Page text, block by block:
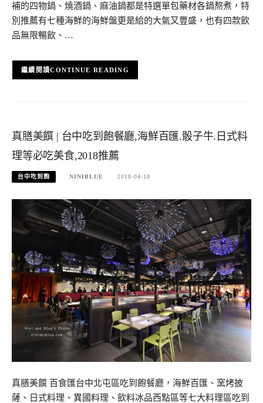
補的四物鍋、燒酒鍋、麻油鍋都是特選單包藥材各鍋熬煮，特
別推薦有七種海鮮的海鮮盤更是給的大氣又豐盛，也有四款飲
品無限暢飲、…
CONTINUE READING
真膳美饌 | 台中吃到飽餐廳,海鮮百匯.骰子牛.日式料
理等必吃美食,2018推薦
台中吃到飽 NINIBLUE 2018-04-18
真膳美饌 百食匯台中北屯區吃到飽餐廳，海鮮百匯、窯烤披
薩、日式料理、異國料理、飲料冰品西點區等七大料理區吃到